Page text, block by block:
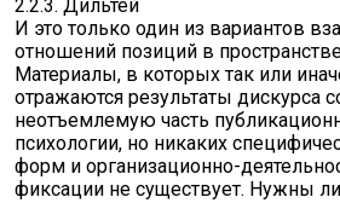
2.2.3. Дильтей
И это только один из вариантов
отношений позиций в
Материалы, в которых так или
отражаются результаты дискурса
неотъемлемую часть
психологии, но никаких
форм и организационно-
фиксации не существует. Нужны